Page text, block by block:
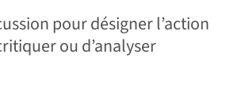
pour désigner l’action
ou d’analyser